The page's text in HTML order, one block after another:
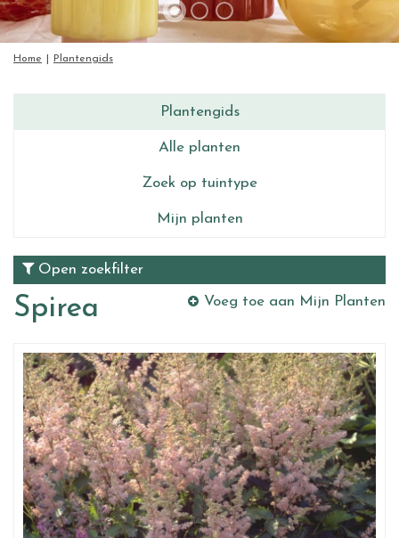
t
Home Plantengids
Plantengids
Alle planten
Zoek op tuintype
Mijn planten
Open zoekfilter
Spirea Voeg toe aan Mijn Planten